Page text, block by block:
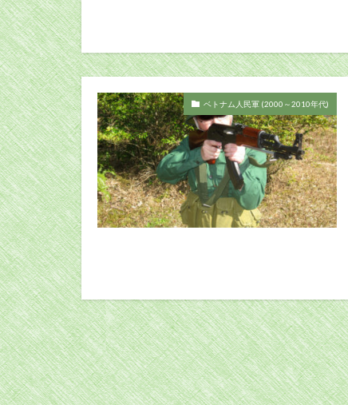
ベトナム人民軍 (2000～2010年代)